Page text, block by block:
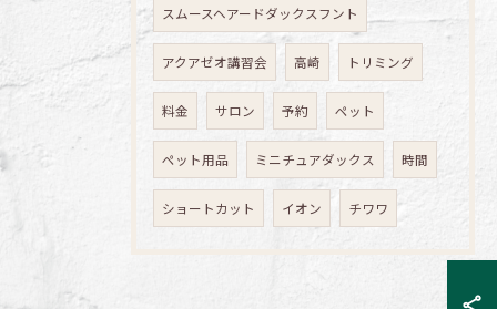
スムースヘアードダックスフント
アクアゼオ講習会 高崎 トリミング
料金 サロン 予約 ペット
ペット用品 ミニチュアダックス 時間
ショートカット イオン チワワ